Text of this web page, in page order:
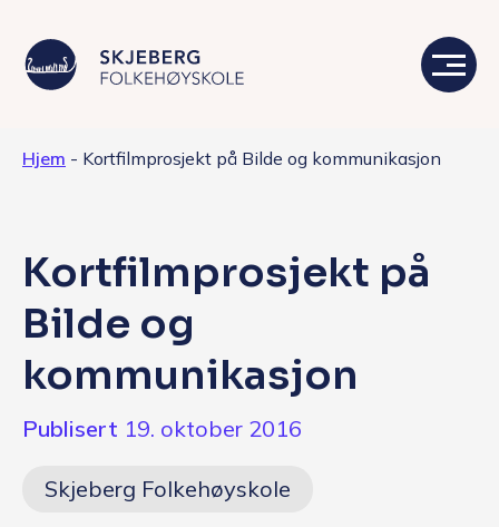
Skolen
Hjem - Kortfilmprosjekt på Bilde og kommunikasjon
Kortfilmprosjekt på
Bilde og
kommunikasjon
Publisert 19. oktober 2016
Skjeberg Folkehøyskole